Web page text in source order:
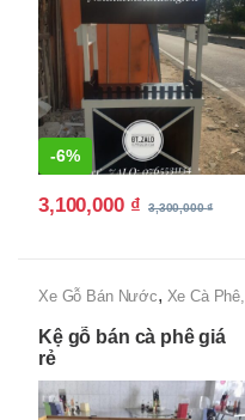
-6%
3,100,000 ₫ 3,300,000₫
Xe Gỗ Bán Nước, Xe Cà Phê,
Kệ gỗ bán cà phê giá
rẻ